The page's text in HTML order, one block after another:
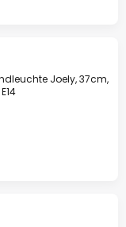
Joely, 37cm,